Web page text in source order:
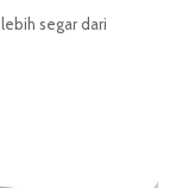
segar dari